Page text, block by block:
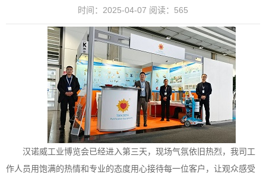
时间：2025-04-07 阅读：565
汉诺威工业博览会已经进入第三天，现场气氛依旧热烈，我司工
作人员用饱满的热情和专业的态度用心接待每一位客户，让观众感受